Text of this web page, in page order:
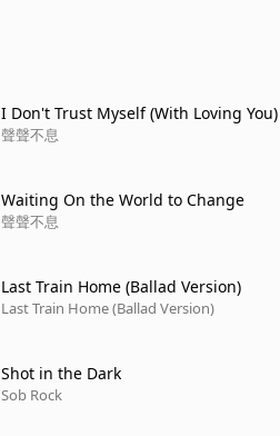
I Don't Trust Myself (With Loving You)
聲聲不息
Waiting On the World to Change
聲聲不息
Last Train Home (Ballad Version)
Last Train Home (Ballad Version)
Shot in the Dark
Sob Rock